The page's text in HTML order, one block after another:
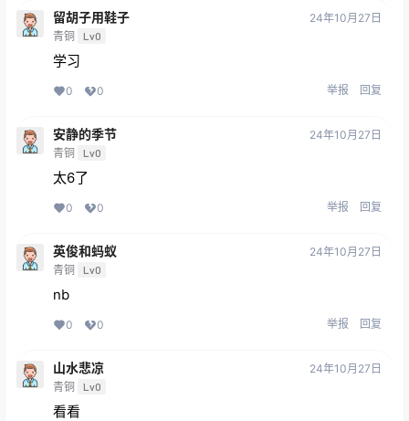
留胡子用鞋子
青铜 Lv0
24年10月27日
学习
0 0 举报 回复
安静的季节
青铜 Lv0
24年10月27日
太6了
0 0 举报 回复
英俊和蚂蚁
青铜 Lv0
24年10月27日
nb
0 0 举报 回复
山水悲凉
青铜 Lv0
24年10月27日
看看